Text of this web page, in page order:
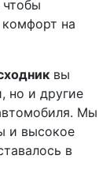
комфорт на
вы
но и другие
Мы
и высокое
в